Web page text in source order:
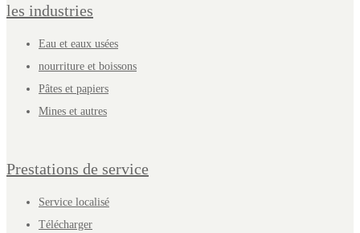
les industries
Eau et eaux usées
nourriture et boissons
Pâtes et papiers
Mines et autres
Prestations de service
Service localisé
Télécharger